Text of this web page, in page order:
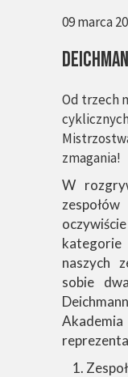
Od trzech
zmagania!
W
naszych
sobie
09 marca